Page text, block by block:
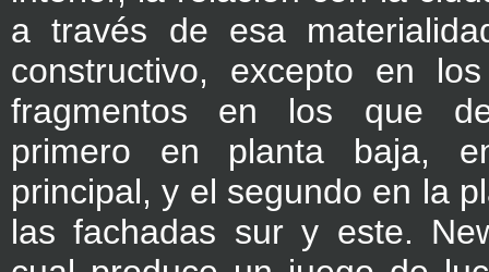
a través de esa
constructivo, excepto en
fragmentos en los que
primero en planta baja,
principal, y el segundo en la
las fachadas sur y este.